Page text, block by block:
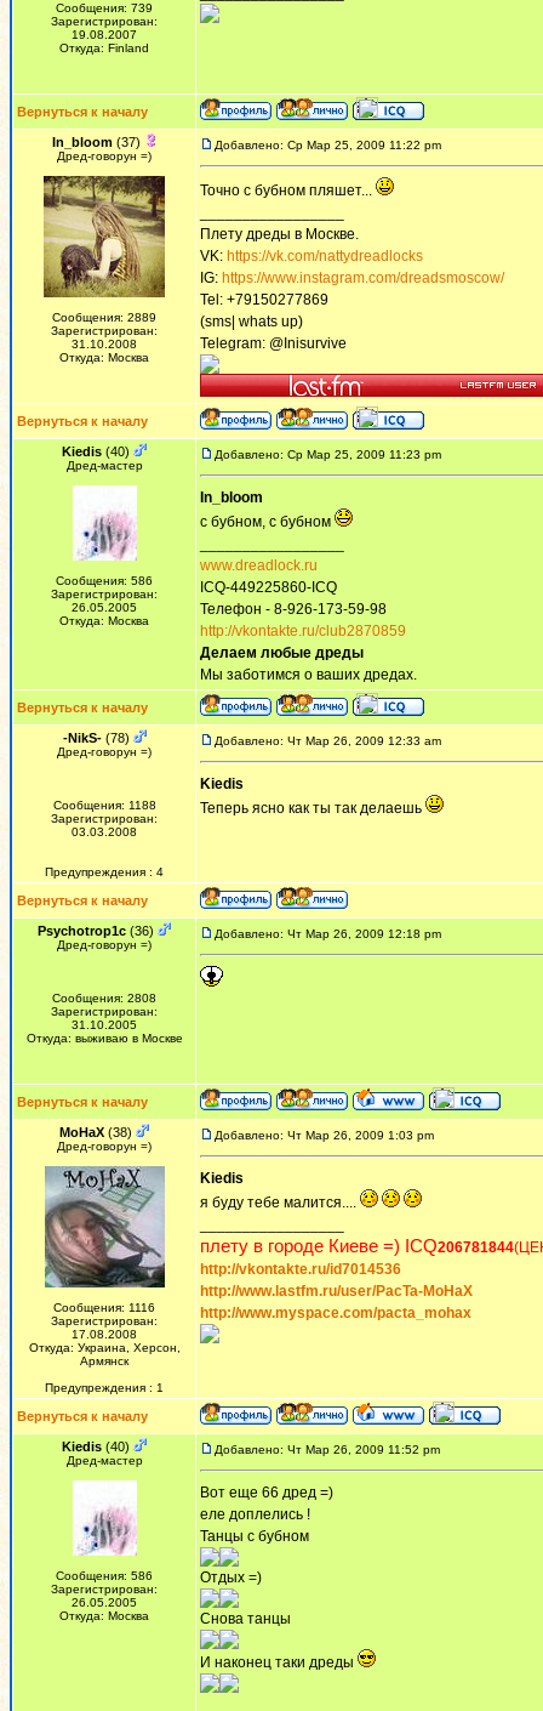
Сообщения: 739
Зарегистрирован:
19.08.2007
Откуда: Finland
Вернуться к началу
In_bloom(37)
Дред-говорун =)
Сообщения: 2889
Зарегистрирован:
31.10.2008
Откуда: Москва
Добавлено: Ср Мар 25, 2009 11:22 pm
Точно с бубном пляшет...
Плету дреды в Москве.
VK: https://vk.com/nattydreadlocks
IG: https://www.instagram.com/dreadsmoscow/
Tel: +79150277869
(sms| whats up)
Telegram: @Inisurvive
Вернуться к началу
Kiedis (40)
Дред-мастер
Сообщения: 586
Зарегистрирован:
26.05.2005
Откуда: Москва
Добавлено: Ср Мар 25, 2009 11:23 pm
In_bloom
с бубном, с бубном
www.dreadlock.ru
ICQ-449225860-ICQ
Телефон - 8-926-173-59-98
http://vkontakte.ru/club2870859
Делаем любые дреды
Мы заботимся о ваших дредах.
Вернуться к началу
-NikS-(78)
Дред-говорун =)
Сообщения: 1188
Зарегистрирован:
03.03.2008
Предупреждения : 4
Добавлено: Чт Мар 26, 2009 12:33 am
Kiedis
Теперь ясно как ты так делаешь
Вернуться к началу
Psychotrop1c (36)
Дред-говорун =)
Сообщения: 2808
Зарегистрирован:
31.10.2005
Откуда: выживаю в Москве
Добавлено: Чт Мар 26, 2009 12:18 pm
Вернуться к началу
MoHaX (38)
Дред-говорун =)
Сообщения: 1116
Зарегистрирован:
17.08.2008
Откуда: Украина, Херсон,
Армянск
Предупреждения : 1
Добавлено: Чт Мар 26, 2009 1:03 pm
Kiedis
я буду тебе малится....
плету в городе Киеве =) ICQ206781844
http://vkontakte.ru/id7014536
http://www.lastfm.ru/user/PacTa-MoHaX
http://www.myspace.com/pacta_mohax
Вернуться к началу
Kiedis (40)
Дред-мастер
Сообщения: 586
Зарегистрирован:
26.05.2005
Откуда: Москва
Добавлено: Чт Мар 26, 2009 11:52 pm
Вот еще 66 дред =)
еле доплелись !
Танцы с бубном
Отдых =)
Снова танцы
И наконец таки дреды